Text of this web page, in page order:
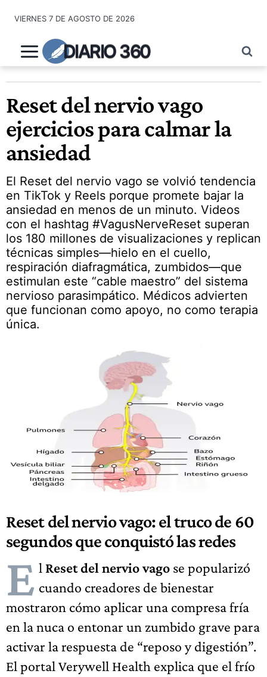
contenido
VIERNES 7 DE AGOSTO DE 2026
DIARIO 360
Reset del nervio vago
ejercicios para calmar la
ansiedad
El Reset del nervio vago se volvió tendencia
en TikTok y Reels porque promete bajar la
ansiedad en menos de un minuto. Videos
con el hashtag #VagusNerveReset superan
los 180 millones de visualizaciones y replican
técnicas simples—hielo en el cuello,
respiración diafragmática, zumbidos—que
estimulan este “cable maestro” del sistema
nervioso parasimpático. Médicos advierten
que funcionan como apoyo, no como terapia
única.
Reset del nervio vago: el truco de 60
segundos que conquistó las redes
E l Reset del nervio vago se popularizó
cuando creadores de bienestar
mostraron cómo aplicar una compresa fría
en la nuca o entonar un zumbido grave para
activar la respuesta de “reposo y digestión”.
El portal Verywell Health explica que el frío